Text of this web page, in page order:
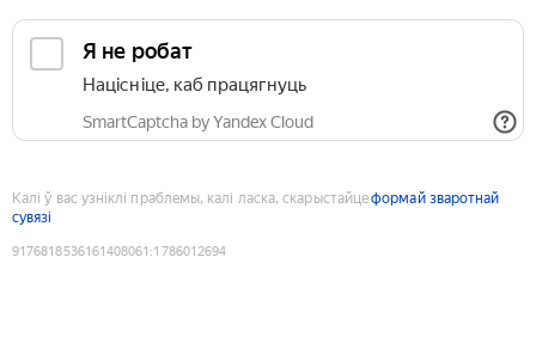
Я не робат
Націсніце, каб працягнуць
SmartCaptcha by Yandex Cloud
Калі ў вас узніклі праблемы, калі ласка, скарыстайцеформай зваротнай
сувязі
9176818536161408061 :1786012694